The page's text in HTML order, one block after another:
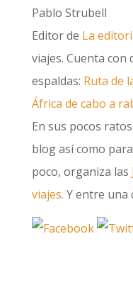
Pablo Strubell
Editor de La
viajes. Cuenta con
espaldas: Ruta de
África de cabo a
En sus pocos
blog así como para
poco, organiza las
viajes. Y entre una